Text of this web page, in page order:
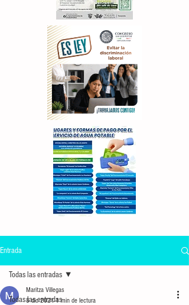
Entrada
Todas las entradas
Todas las entradas
Maritza Villegas
8 dic 20211 min de lectura